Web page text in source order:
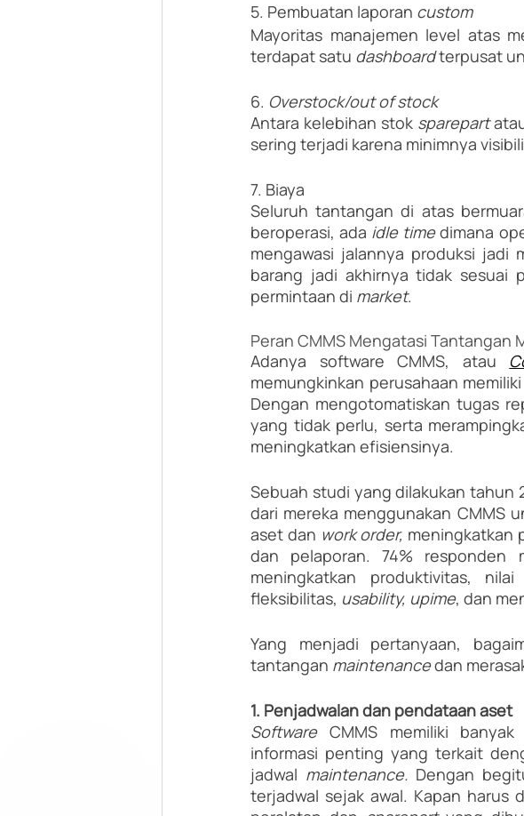
5. Pembuatan laporan custom
Mayoritas manajemen level atas
terdapat satu dashboard terpusat
6. Overstock/out of stock
Antara kelebihan stok sparepart
sering terjadi karena minimnya
7. Biaya
Seluruh tantangan di atas
beroperasi, ada idle time dimana
mengawasi jalannya produksi jadi
barang jadi akhirnya tidak sesuai
permintaan di market.
Peran CMMS Mengatasi Tantangan
Adanya software CMMS, atau
memungkinkan perusahaan
Dengan mengotomatiskan tugas
yang tidak perlu, serta
meningkatkan efisiensinya.
Sebuah studi yang dilakukan tahun
dari mereka menggunakan CMMS
aset dan work order, meningkatkan
dan pelaporan. 74% responden
meningkatkan produktivitas,
fleksibilitas, usability, upime, dan
Yang menjadi pertanyaan,
tantangan maintenance dan
1. Penjadwalan dan pendataan aset
Software CMMS memiliki
informasi penting yang terkait
jadwal maintenance. Dengan
terjadwal sejak awal. Kapan harus